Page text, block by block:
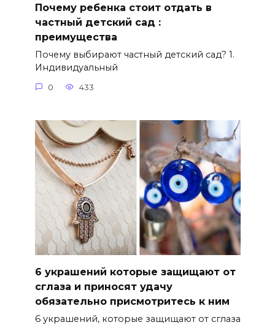
Почему ребенка стоит отдать в
частный детский сад :
преимущества
Почему выбирают частный детский сад? 1.
Индивидуальный
0 433
6 украшений которые защищают от
сглаза и приносят удачу
обязательно присмотритесь к ним
6 украшений, которые защищают от сглаза